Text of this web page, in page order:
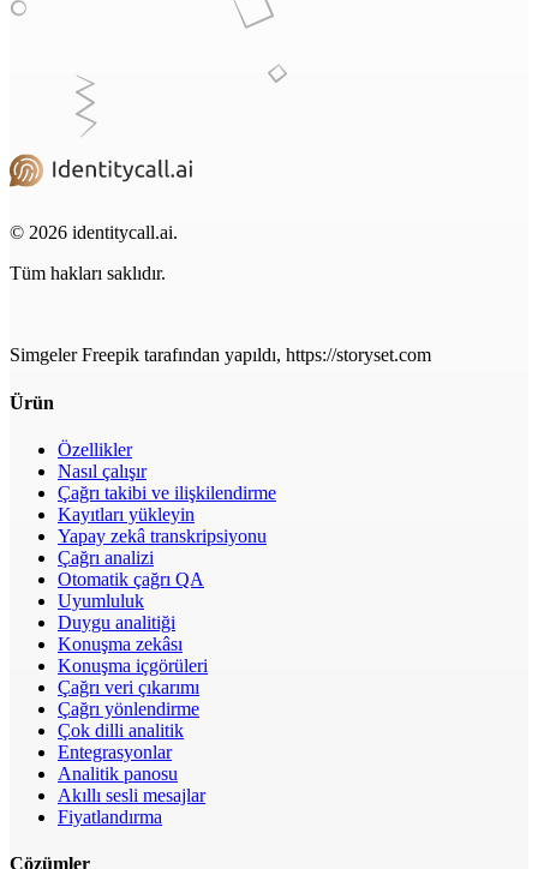
© 2026 identitycall.ai.
Tüm hakları saklıdır.
Simgeler Freepik tarafından yapıldı, https://storyset.com
Ürün
Özellikler
Nasıl çalışır
Çağrı takibi ve ilişkilendirme
Kayıtları yükleyin
Yapay zekâ transkripsiyonu
Çağrı analizi
Otomatik çağrı QA
Uyumluluk
Duygu analitiği
Konuşma zekâsı
Konuşma içgörüleri
Çağrı veri çıkarımı
Çağrı yönlendirme
Çok dilli analitik
Entegrasyonlar
Analitik panosu
Akıllı sesli mesajlar
Fiyatlandırma
Çözümler